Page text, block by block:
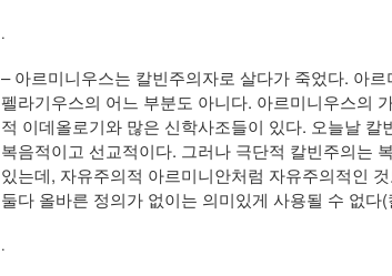
.
– 아르미니우스는 칼빈주의자로 살다가 죽었다. 아
펠라기우스의 어느 부분도 아니다. 아르미니우스의
적 이데올로기와 많은 신학사조들이 있다. 오늘날
복음적이고 선교적이다. 그러나 극단적 칼빈주의는
있는데, 자유주의적 아르미니안처럼 자유주의적인
둘다 올바른 정의가 없이는 의미있게 사용될 수 없
.